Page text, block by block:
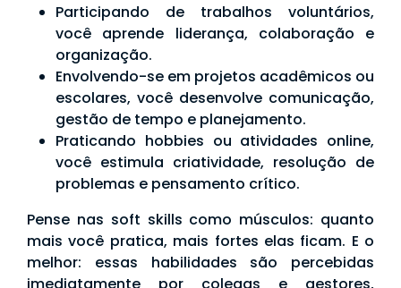
Participando de trabalhos voluntários,
você aprende liderança, colaboração e
organização.
Envolvendo-se em projetos acadêmicos ou
escolares, você desenvolve comunicação,
gestão de tempo e planejamento.
Praticando hobbies ou atividades online,
você estimula criatividade, resolução de
problemas e pensamento crítico.
Pense nas soft skills como músculos: quanto
mais você pratica, mais fortes elas ficam. E o
melhor: essas habilidades são percebidas